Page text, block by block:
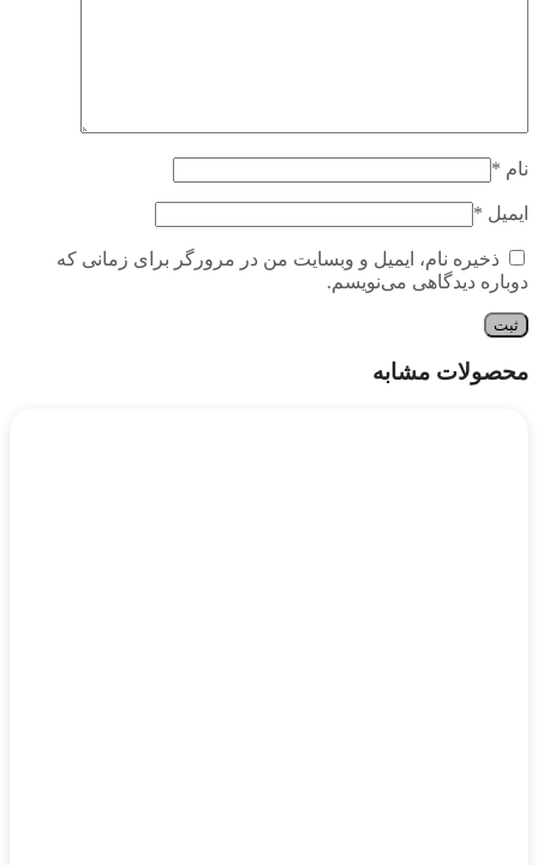
نام *
ایمیل *
ذخیره نام، ایمیل و وبسایت من در مرورگر برای زمانی که
دوباره دیدگاهی می‌نویسم.
محصولات مشابه